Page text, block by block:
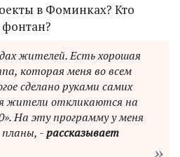
в Фоминках? Кто
фонтан?
жителей. Есть хорошая
которая меня во всем
сделано руками самих
жители откликаются на
На эту программу у меня
-рассказывает